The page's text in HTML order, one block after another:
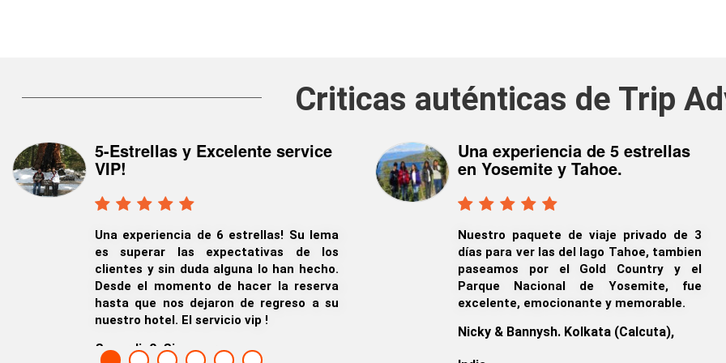
Criticas auténticas de Trip
5-Estrellas y Excelente service
VIP!
Una experiencia de 6 estrellas! Su lema
es superar las expectativas de los
clientes y sin duda alguna lo han hecho.
Desde el momento de hacer la reserva
hasta que nos dejaron de regreso a su
nuestro hotel. El servicio vip !
Superdin0, Singapur
Viaje de negocios bien
organizado a Lake Tahoe
Fuimos un grupo de hombres y mujeres
de negocios de Colombia que
reservamos este viaje de negocios
desde San José, disfrutamos mucho de
nuestra estadía en Tahoe.
Jaime Sifuentes, Medellin Colombia
Vacaciones de ensueño en
Tahoe, Yosemite y Mammoth
Mi esposa y yo queremos que sepas
cuánto disfrutamos nuestra estancia en
Tahoe y Yosemite, nos encantó viajar
con tu compañía.
Una experiencia de 5 estrellas
en Yosemite y Tahoe.
Nuestro paquete de viaje privado de 3
días para ver las del lago Tahoe, tambien
paseamos por el Gold Country y el
Parque Nacional de Yosemite, fue
excelente, emocionante y memorable.
Nicky & Bannysh. Kolkata (Calcuta),